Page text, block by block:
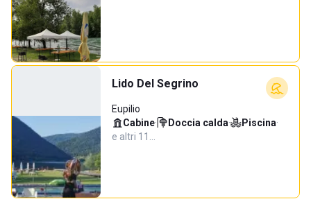
Lido Del Segrino
Eupilio
Cabine· Doccia calda· Piscina·
e altri 11…